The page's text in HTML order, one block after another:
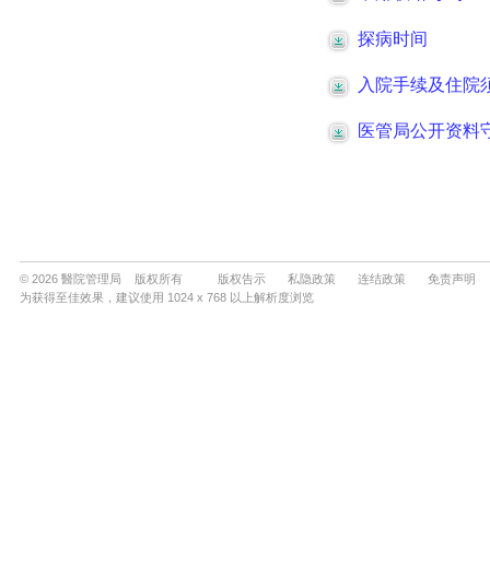
© 2026 醫院管理局 版权所有 版权告示 私隐政策 连结政策
免责声明
为获得至佳效果，建议使用 1024 x 768 以上解析度浏览